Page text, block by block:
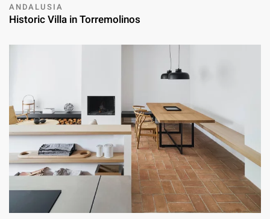
ANDALUSIA
Historic Villa in Torremolinos